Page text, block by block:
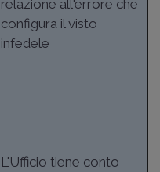
relazione all'errore che
configura il visto
infedele
L'Ufficio tiene conto